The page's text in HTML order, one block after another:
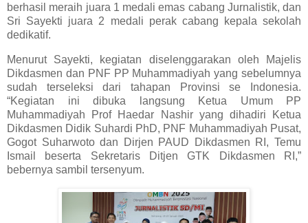
berhasil meraih juara 1 medali emas cabang Jurnalistik, dan
Sri Sayekti juara 2 medali perak cabang kepala sekolah
dedikatif.
Menurut Sayekti, kegiatan diselenggarakan oleh Majelis
Dikdasmen dan PNF PP Muhammadiyah yang sebelumnya
sudah terseleksi dari tahapan Provinsi se Indonesia.
“Kegiatan ini dibuka langsung Ketua Umum PP
Muhammadiyah Prof Haedar Nashir yang dihadiri Ketua
Dikdasmen Didik Suhardi PhD, PNF Muhammadiyah Pusat,
Gogot Suharwoto dan Dirjen PAUD Dikdasmen RI, Temu
Ismail beserta Sekretaris Ditjen GTK Dikdasmen RI,”
bebernya sambil tersenyum.